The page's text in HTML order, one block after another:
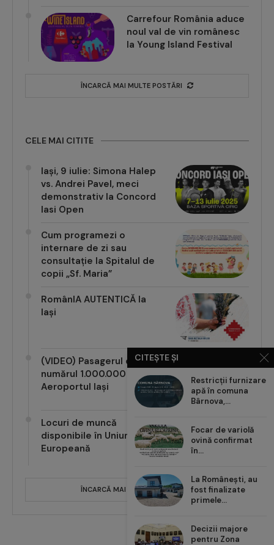
Carrefour România aduce
noul val de vin românesc
la Young Island Festival
ÎNCARCĂ MAI MULTE POSTĂRI
CELE MAI CITITE
Iași, 9 iulie: Simona Halep
vs. Andrei Pavel, meci
demonstrativ la Concord
Iasi Open
Cum programezi o
internare de zi sau
consultație la Spitalul de
copii „Sf. Maria”
RomânIA AUTENTICĂ la
Iași
(VIDEO) Pasagerul cu
numărul 1.000.000 pe
Aeroportul Iași
Locuri de muncă
disponibile în Uniunea
Europeană
ÎNCARCĂ MAI MULTE POSTĂRI
CITEȘTE ȘI
Restricții furnizare
apă în comuna
Bârnova,...
Focar de variolă
ovină confirmat
în...
La Românești, au
fost finalizate
primele...
Decizii majore
pentru Zona